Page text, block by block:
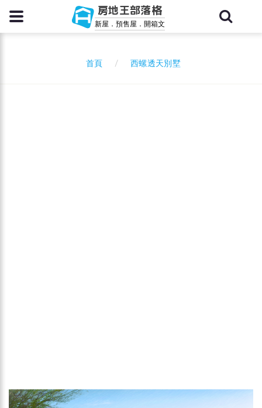
房地王部落格
新屋．預售屋．開箱文
首頁 西螺透天別墅